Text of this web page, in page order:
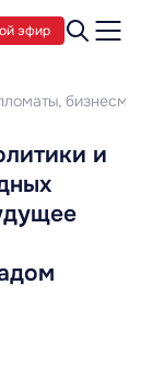
эфир
и